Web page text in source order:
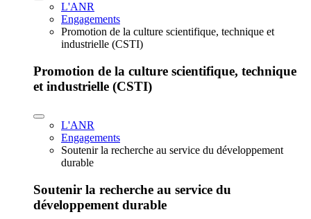
L'ANR
Engagements
Promotion de la culture scientifique, technique et
industrielle (CSTI)
Promotion de la culture scientifique, technique
et industrielle (CSTI)
L'ANR
Engagements
Soutenir la recherche au service du développement
durable
Soutenir la recherche au service du
développement durable